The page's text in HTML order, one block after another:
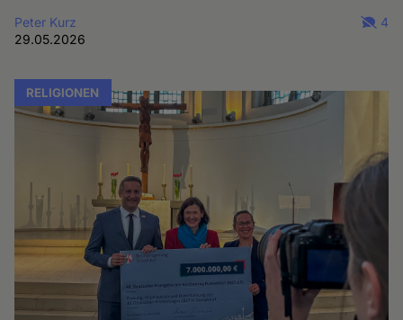
Peter Kurz
29.05.2026
4
RELIGIONEN